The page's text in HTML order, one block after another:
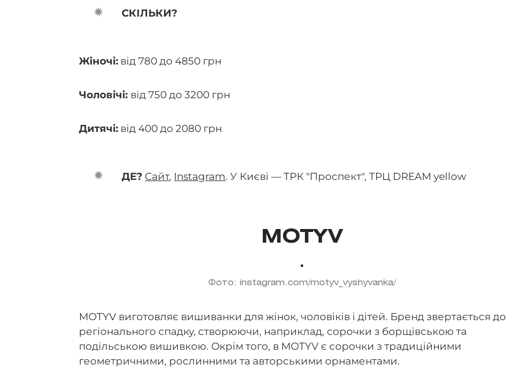
CКІЛЬКИ?
Жіночі: від 780 до 4850 грн
Чоловічі: від 750 до 3200 грн
Дитячі: від 400 до 2080 грн
ДЕ? Cайт, Instagram. У Києві — ТРК "Проспект", ТРЦ DREAM yellow
MOTYV
Фото: instagram.com/motyv_vyshyvanka/
MOTYV виготовляє вишиванки для жінок, чоловіків і дітей. Бренд звертається до
регіонального спадку, створюючи, наприклад, сорочки з борщівською та
подільською вишивкою. Окрім того, в MOTYV є сорочки з традиційними
геометричними, рослинними та авторськими орнаментами.